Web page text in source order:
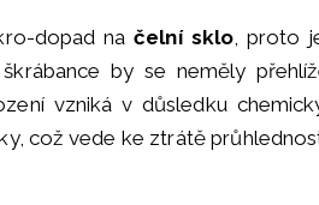
dopad načelní sklo, proto
by se neměly
vzniká v důsledku
což vede ke ztrátě